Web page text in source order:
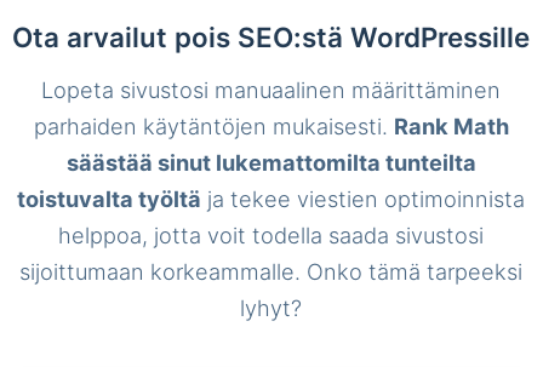
Ota arvailut pois SEO:stä WordPressille
Lopeta sivustosi manuaalinen määrittäminen
parhaiden käytäntöjen mukaisesti. Rank Math
säästää sinut lukemattomilta tunteilta
toistuvalta työltä ja tekee viestien optimoinnista
helppoa, jotta voit todella saada sivustosi
sijoittumaan korkeammalle. Onko tämä tarpeeksi
lyhyt?